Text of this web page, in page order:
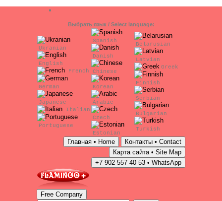
Выбрать язык / Select language:
Ukranian
English
French
German
Japanese
Italian
Portuguese
Spanish
Danish
Chinese
Korean
Arabic
Czech
Estonian
Belarusian
Latvian
Greek
Finnish
Serbian
Bulgarian
Turkish